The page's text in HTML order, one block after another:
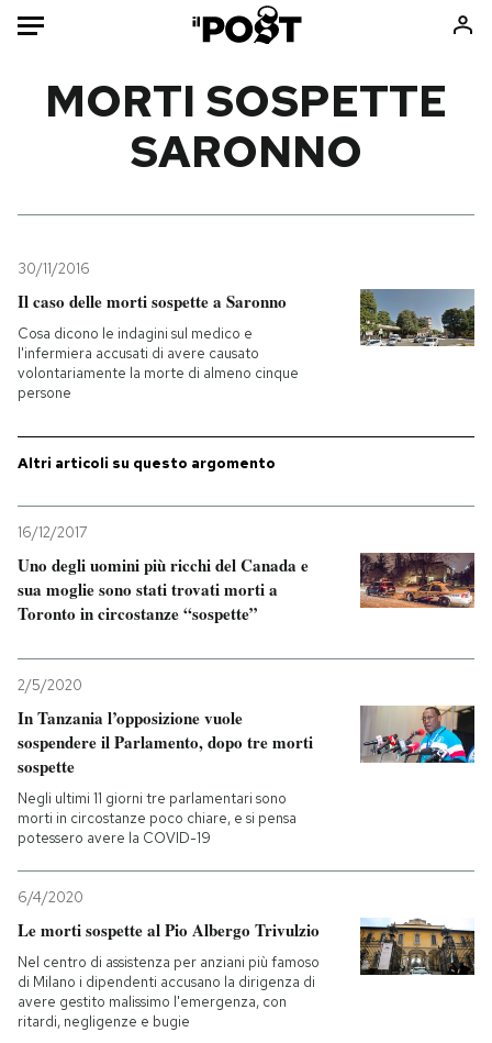
Mondo
Tecnologia
Internet
Scienza
Cultura
Sport
Libri
Ok Boomer!
Europa
Mondiali calcio 2026
PODCAST
NEWSLETTER
I MIEI PREFERITI
SHOP
CALENDARIO
AREA PERSONALE
MORTI SOSPETTE
SARONNO
30/11/2016
Il caso delle morti sospette a Saronno
Cosa dicono le indagini sul medico e
l'infermiera accusati di avere causato
volontariamente la morte di almeno cinque
persone
Altri articoli su questo argomento
16/12/2017
Uno degli uomini più ricchi del Canada e
sua moglie sono stati trovati morti a
Toronto in circostanze “sospette”
2/5/2020
In Tanzania l’opposizione vuole
sospendere il Parlamento, dopo tre morti
sospette
Negli ultimi 11 giorni tre parlamentari sono
morti in circostanze poco chiare, e si pensa
potessero avere la COVID-19
6/4/2020
Le morti sospette al Pio Albergo Trivulzio
Nel centro di assistenza per anziani più famoso
di Milano i dipendenti accusano la dirigenza di
avere gestito malissimo l'emergenza, con
ritardi, negligenze e bugie